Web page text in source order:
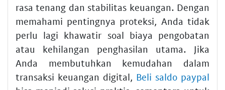
rasa tenang dan stabilitas keuangan. Dengan
memahami pentingnya proteksi, Anda tidak
perlu lagi khawatir soal biaya pengobatan
atau kehilangan penghasilan utama. Jika
Anda membutuhkan kemudahan dalam
transaksi keuangan digital, Beli saldo paypal